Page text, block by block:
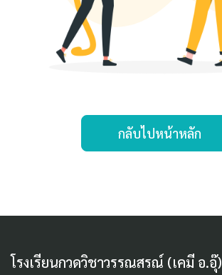
กลับไปหน้าหลัก
โรงเรียนกวดวิชาวรรณสรณ์ (เคมี อ.อุ๊)